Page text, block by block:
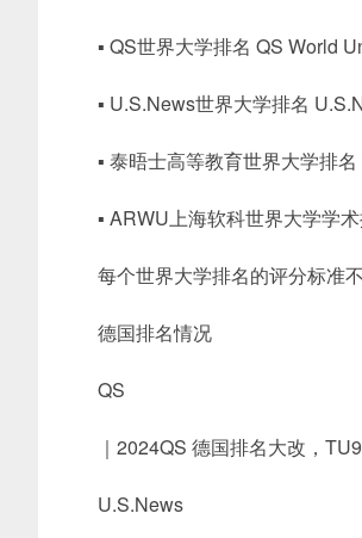
▪ QS世界大学排名 QS World
▪ U.S.News世界大学排名
▪ 泰晤士高等教育世界大学排
▪ ARWU上海软科世界大学学
每个世界大学排名的评分标准
德国排名情况
QS
｜2024QS 德国排名大改，
U.S.News